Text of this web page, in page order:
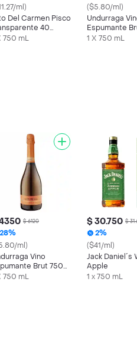
ml)
Del Carmen Pisco
40
750 cc
750 mL
($5.80/ml)
Undurraga
Espumante
cc
1 X 750 mL
$ 6120
28%
ml)
Vino
Brut 750
750 mL
$ 30.750 $
2%
($41/ml)
Jack Daniel´s
Apple
1 x 750 mL